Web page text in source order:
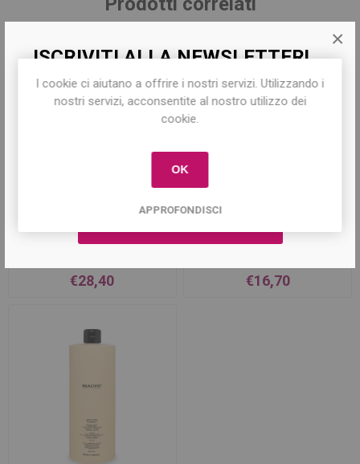
ISCRIVITI ALLA NEWSLETTER!
Iscriviti per conoscere le nostre ultime
offerte e ricevere il10% di sconto
×
1000ml
€28,40 €16,70
I cookie ci aiutano a offrire i nostri servizi. Utilizzando i
nostri servizi, acconsentite al nostro utilizzo dei
cookie.
OK
APPROFONDISCI